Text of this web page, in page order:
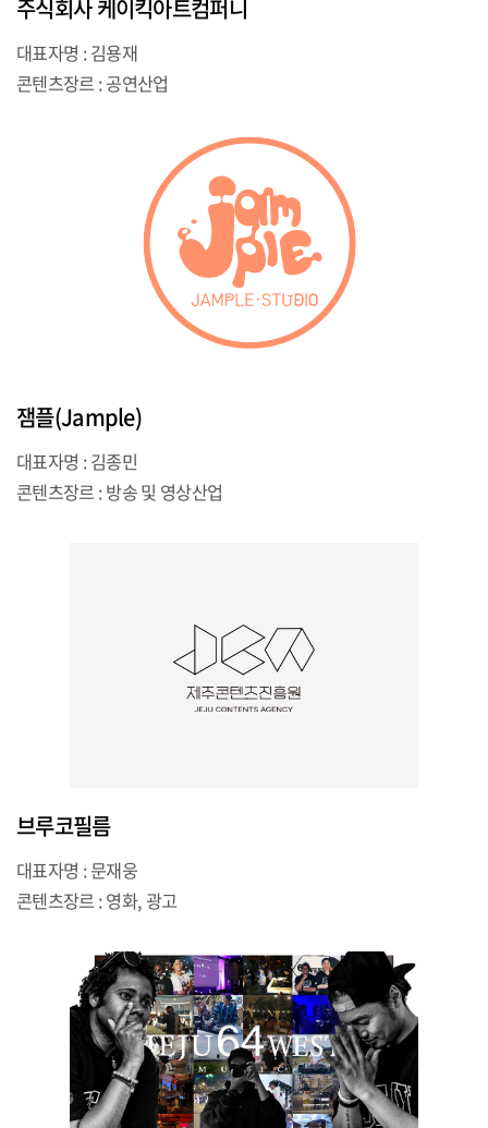
주식회사 케이킥아트컴퍼니
대표자명 : 김용재
콘텐츠장르 : 공연산업
잼플(Jample)
대표자명 : 김종민
콘텐츠장르 : 방송 및 영상산업
브루코필름
대표자명 : 문재웅
콘텐츠장르 : 영화, 광고